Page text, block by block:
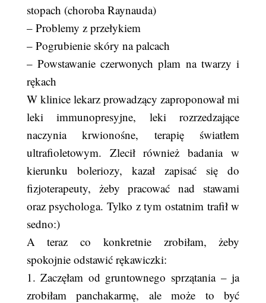
stopach (choroba Raynauda)
– Problemy z przełykiem
– Pogrubienie skóry na palcach
– Powstawanie czerwonych plam na twarzy i
rękach
W klinice lekarz prowadzący zaproponował mi
leki immunopresyjne, leki rozrzedzające
naczynia krwionośne, terapię światłem
ultrafioletowym. Zlecił również badania w
kierunku boleriozy, kazał zapisać się do
fizjoterapeuty, żeby pracować nad stawami
oraz psychologa. Tylko z tym ostatnim trafił w
sedno:)
A teraz co konkretnie zrobiłam, żeby
spokojnie odstawić rękawiczki:
1. Zaczęłam od gruntownego sprzątania – ja
zrobiłam panchakarmę, ale może to być